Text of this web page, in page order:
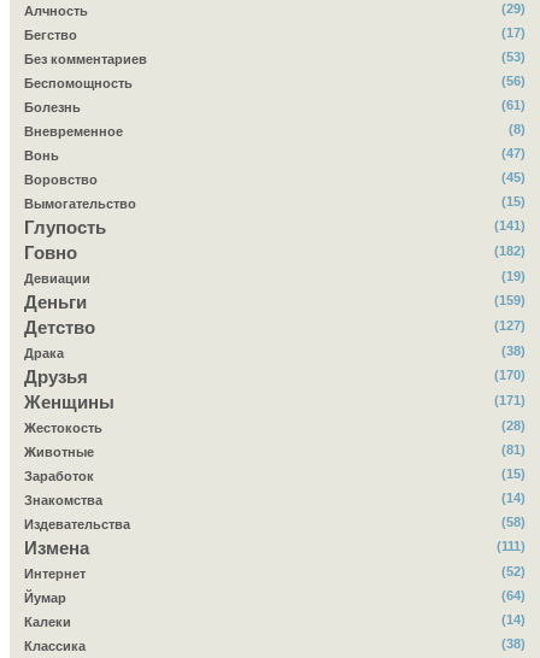
Алчность
(29)
Бегство
(17)
Без комментариев
(53)
Беспомощность
(56)
Болезнь
(61)
Вневременное
(8)
Вонь
(47)
Воровство
(45)
Вымогательство
(15)
Глупость (141)
Говно
(182)
Девиации
(19)
Деньги (159)
Детство
(127)
Драка
(38)
Друзья (170)
Женщины
(171)
Жестокость
(28)
Животные
(81)
Заработок
(15)
Знакомства
(14)
Издевательства
(58)
Измена
(111)
Интернет
(52)
Йумар
(64)
Калеки
(14)
Классика
(38)